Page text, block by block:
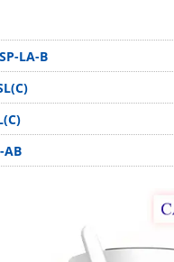
LA-B
AB